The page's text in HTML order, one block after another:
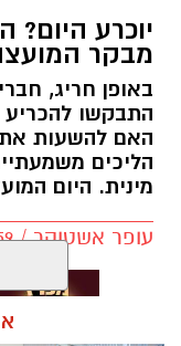
יוכרע
מבקר
באופן חריג,
התבקשו
האם להשעות את
הליכים
מינית. היום
עופר אשטוקר / 10:59 06.08.26